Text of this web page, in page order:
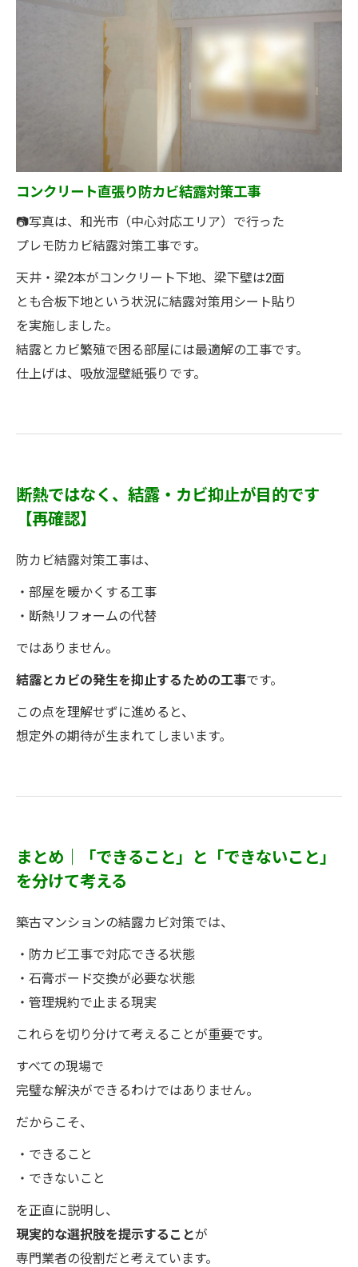
コンクリート直張り防カビ結露対策工事
📷写真は、和光市（中心対応エリア）で行った
プレモ防カビ結露対策工事です。
天井・梁2本がコンクリート下地、梁下壁は2面
とも合板下地という状況に結露対策用シート貼り
を実施しました。
結露とカビ繁殖で困る部屋には最適解の工事です。
仕上げは、吸放湿壁紙張りです。
断熱ではなく、結露・カビ抑止が目的です
【再確認】
防カビ結露対策工事は、
・部屋を暖かくする工事
・断熱リフォームの代替
ではありません。
結露とカビの発生を抑止するための工事です。
この点を理解せずに進めると、
想定外の期待が生まれてしまいます。
まとめ｜「できること」と「できないこと」
を分けて考える
築古マンションの結露カビ対策では、
・防カビ工事で対応できる状態
・石膏ボード交換が必要な状態
・管理規約で止まる現実
これらを切り分けて考えることが重要です。
すべての現場で
完璧な解決ができるわけではありません。
だからこそ、
・できること
・できないこと
を正直に説明し、
現実的な選択肢を提示することが
専門業者の役割だと考えています。